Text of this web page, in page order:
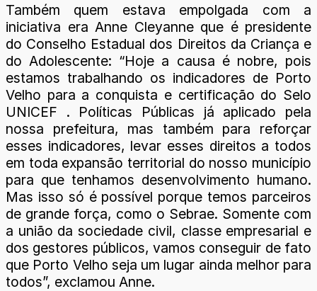
Também quem estava empolgada com a
iniciativa era Anne Cleyanne que é presidente
do Conselho Estadual dos Direitos da Criança e
do Adolescente: “Hoje a causa é nobre, pois
estamos trabalhando os indicadores de Porto
Velho para a conquista e certificação do Selo
UNICEF . Políticas Públicas já aplicado pela
nossa prefeitura, mas também para reforçar
esses indicadores, levar esses direitos a todos
em toda expansão territorial do nosso município
para que tenhamos desenvolvimento humano.
Mas isso só é possível porque temos parceiros
de grande força, como o Sebrae. Somente com
a união da sociedade civil, classe empresarial e
dos gestores públicos, vamos conseguir de fato
que Porto Velho seja um lugar ainda melhor para
todos”, exclamou Anne.